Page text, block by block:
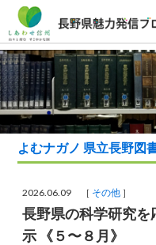
よむナガノ 県立長野図
2026.06.09 ［ その他 ］
長野県の科学研究
示 《５〜８月》